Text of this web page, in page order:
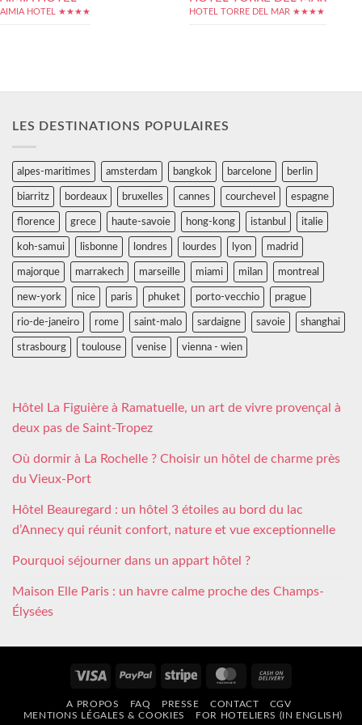
AIMIA HOTEL ★★★★ HOTEL TORRE DEL MAR ★★★★
LES DESTINATIONS POPULAIRES
alpes-maritimes amsterdam bangkok barcelone berlin
biarritz bordeaux bruxelles cannes courchevel espagne
florence grece haute-savoie hong-kong istanbul italie
koh-samui lisbonne londres lourdes lyon madrid
majorque marrakech marseille miami milan montreal
new-york nice paris phuket porto-vecchio prague
rio-de-janeiro rome saint-malo sardaigne savoie shanghai
strasbourg toulouse venise vienna - wien
Hôtel La Figuière à Ramatuelle, un art de vivre provençal à
deux pas de Saint-Tropez
Où dormir à La Rochelle ? Choisir un hôtel de charme près
du Vieux-Port
Hôtel Beauregard : un hôtel 3 étoiles au bord du lac
d’Annecy qui réunit confort, nature et vue exceptionnelle
Pourquoi séjourner dans un appart hôtel ?
Maison Elle Paris : un havre calme proche des Champs-
Élysées
Visa PayPal Stripe MasterCard
Delivery
A PROPOS FAQ PRESSE CONTACT
CGV
MENTIONS LÉGALES & COOKIES
FOR HOTELIERS (IN ENGLISH)